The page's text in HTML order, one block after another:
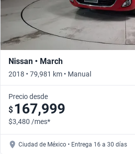
Nissan • March
2018 • 79,981 km • Manual
Precio desde
$ 167,999
$3,480 /mes*
Ciudad de México • Entrega 16 a 30 días